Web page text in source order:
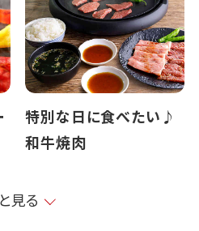
特別な日に食べたい♪
和牛焼肉
見る